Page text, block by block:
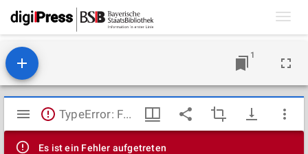
1
Mirador
Viewer
TypeError: Failed to fetch
Es ist ein Fehler aufgetreten